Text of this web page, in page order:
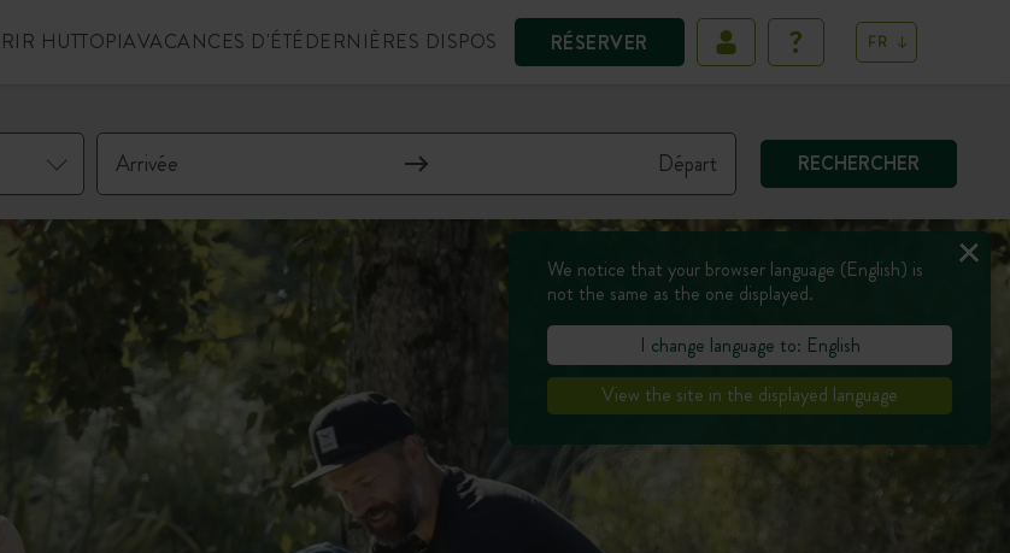
RÉSERVER
HUTTOPIAVACANCES D'ÉTÉDERNIÈRES DISPOS FR
RECHERCHER
We notice that your browser language (English) is
not the same as the one displayed.
I change language to: English
View the site in the displayed language